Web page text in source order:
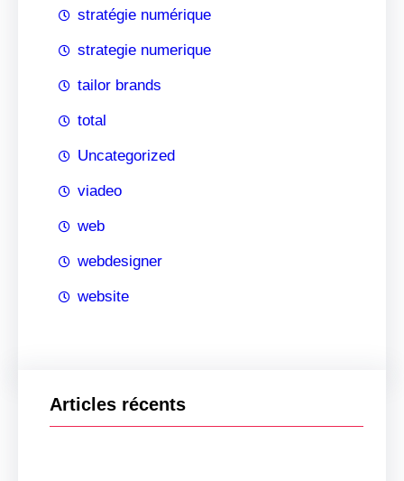
stratégie numérique
strategie numerique
tailor brands
total
Uncategorized
viadeo
web
webdesigner
website
Articles récents